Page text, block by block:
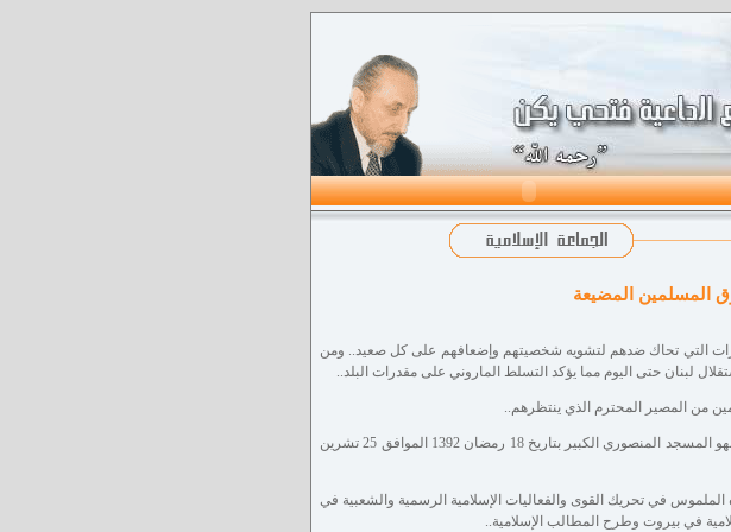
المسلمين المضيعة
التي تحاك ضدهم لتشويه شخصيتهم وإضعافهم على كل صعيد.. ومن
لبنان حتى اليوم مما يؤكد التسلط الماروني على مقدرات البلد..
من المصير المحترم الذي ينتظرهم..
فكانت الصيحة الأولى من خلال المؤتمر الكبير الذي انعقد في بهو المسجد المنصوري الكبير بتاريخ 18 رمضان 1392 الموافق 25 تشرين
في تحريك القوى والفعاليات الإسلامية الرسمية والشعبية في
في بيروت وطرح المطالب الإسلامية..